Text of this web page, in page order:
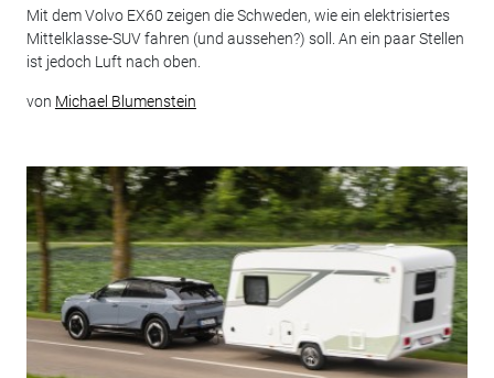
Mit dem Volvo EX60 zeigen die Schweden, wie ein elektrisiertes
Mittelklasse-SUV fahren (und aussehen?) soll. An ein paar Stellen
ist jedoch Luft nach oben.
von Michael Blumenstein